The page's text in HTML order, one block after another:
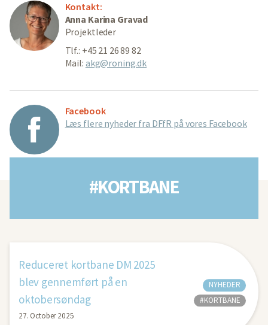
Kontakt:
Anna Karina Gravad
Projektleder
Tlf.: +45 21 26 89 82
Mail: akg@roning.dk
Facebook
Læs flere nyheder fra DFfR på vores Facebook
#KORTBANE
Reduceret kortbane DM 2025
blev gennemført på en
oktobersøndag
27. October 2025
NYHEDER
#KORTBANE